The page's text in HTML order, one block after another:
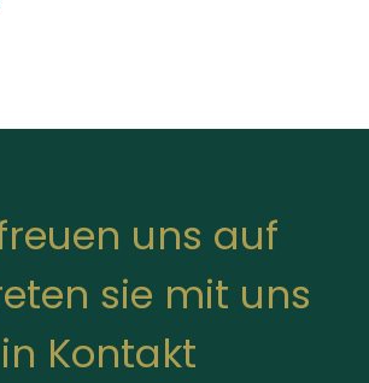
uns auf
sie mit uns
in Kontakt